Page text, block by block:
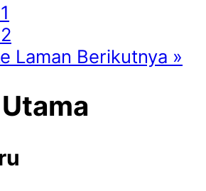
1
2
Laman Berikutnya »